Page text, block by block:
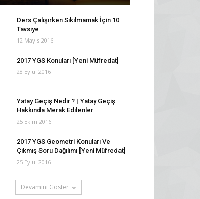
Ders Çalışırken Sıkılmamak İçin 10
Tavsiye
12 Mayıs 2016
2017 YGS Konuları [Yeni Müfredat]
28 Eylül 2016
Yatay Geçiş Nedir ? | Yatay Geçiş
Hakkında Merak Edilenler
25 Ekim 2016
2017 YGS Geometri Konuları Ve
Çıkmış Soru Dağılımı [Yeni Müfredat]
25 Eylül 2016
Devamını Göster